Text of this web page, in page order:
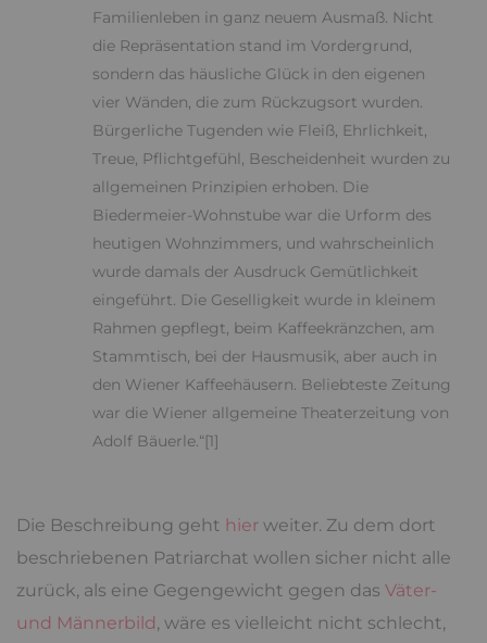
Familienleben in ganz neuem Ausmaß. Nicht
die Repräsentation stand im Vordergrund,
sondern das häusliche Glück in den eigenen
vier Wänden, die zum Rückzugsort wurden.
Bürgerliche Tugenden wie Fleiß, Ehrlichkeit,
Treue, Pflichtgefühl, Bescheidenheit wurden zu
allgemeinen Prinzipien erhoben. Die
Biedermeier-Wohnstube war die Urform des
heutigen Wohnzimmers, und wahrscheinlich
wurde damals der Ausdruck Gemütlichkeit
eingeführt. Die Geselligkeit wurde in kleinem
Rahmen gepflegt, beim Kaffeekränzchen, am
Stammtisch, bei der Hausmusik, aber auch in
den Wiener Kaffeehäusern. Beliebteste Zeitung
war die Wiener allgemeine Theaterzeitung von
Adolf Bäuerle.“[1]
Die Beschreibung geht hier weiter. Zu dem dort
beschriebenen Patriarchat wollen sicher nicht alle
zurück, als eine Gegengewicht gegen das Väter-
und Männerbild, wäre es vielleicht nicht schlecht,